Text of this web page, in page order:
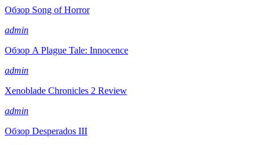
Обзор Song of Horror
admin
Обзор A Plague Tale: Innocence
admin
Xenoblade Chronicles 2 Review
admin
Обзор Desperados III